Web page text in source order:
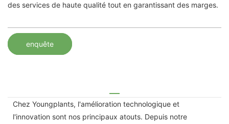
des services de haute qualité tout en garantissant des marges.
enquête
Chez Youngplants, l'amélioration technologique et
l'innovation sont nos principaux atouts. Depuis notre